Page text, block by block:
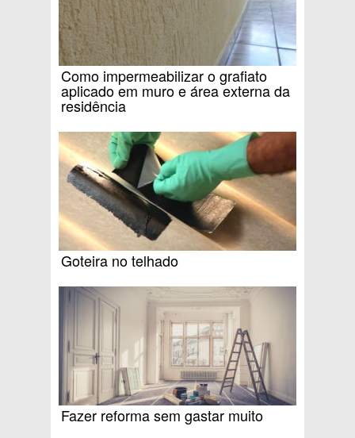
Como impermeabilizar o grafiato
aplicado em muro e área externa da
residência
Goteira no telhado
Fazer reforma sem gastar muito